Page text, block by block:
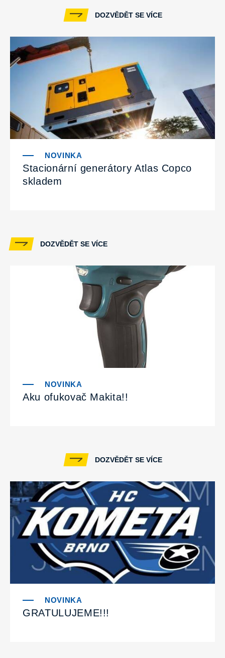
DOZVĚDĚT SE VÍCE
Stacionární generátory Atlas Copco
skladem
DOZVĚDĚT SE VÍCE
Aku ofukovač Makita!!
DOZVĚDĚT SE VÍCE
GRATULUJEME!!!